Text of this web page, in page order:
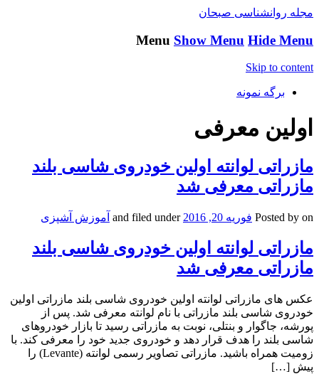
مجله روانشناسی صبحان
Menu Show Menu Hide Menu
Skip to content
برگه نمونه
اولین معرفی
مازراتی لوانته اولین خودروی شاسی بلند
مازراتی معرفی شد
Posted by on فوریه 20, 2016 and filed under آموزش آشپزی
مازراتی لوانته اولین خودروی شاسی بلند
مازراتی معرفی شد
عکس های مازراتی لوانته اولین خودروی شاسی بلند مازراتی اولین
خودروی شاسی بلند مازراتی با نام لوانته معرفی شد. پس از
پورشه، جاگوار و بنتلی، نوبت به مازراتی رسید تا بازار خودرو‌های
شاسی بلند را هدف قرار دهد و خودروی جدید خود را معرفی کند. با
زومیت همراه باشید. مازراتی تصاویر رسمی لوانته (Levante) را
پیش […]